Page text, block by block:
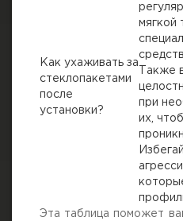
Как ухаживать за
стеклопакетами
после
установки?
мягкой
Также
при
их,
Эта таблица поможет